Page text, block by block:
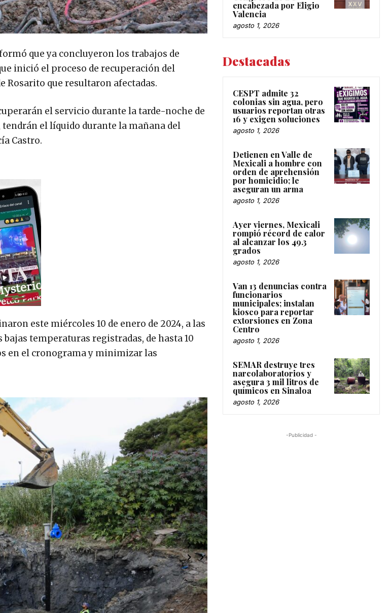
que ya concluyeron los trabajos de
inició el proceso de recuperación del
Rosarito que resultaron afectadas.
el servicio durante la tarde-noche de
tendrán el líquido durante la mañana del
Castro.
este miércoles 10 de enero de 2024, a las
temperaturas registradas, de hasta 10
en el cronograma y minimizar las
encabezada por Eligio
Valencia
agosto 1, 2026
Destacadas
CESPT admite 32
colonias sin agua, pero
usuarios reportan otras
16 y exigen soluciones
agosto 1, 2026
Detienen en Valle de
Mexicali a hombre con
orden de aprehensión
por homicidio; le
aseguran un arma
agosto 1, 2026
Ayer viernes, Mexicali
rompió récord de calor
al alcanzar los 49.3
grados
agosto 1, 2026
Van 13 denuncias contra
funcionarios
municipales; instalan
kiosco para reportar
extorsiones en Zona
Centro
agosto 1, 2026
SEMAR destruye tres
narcolaboratorios y
asegura 3 mil litros de
químicos en Sinaloa
agosto 1, 2026
-Publicidad -